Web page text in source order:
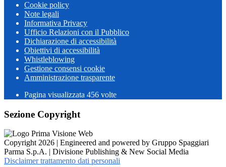
Cookie policy
Note legali
Informativa Privacy
Ufficio Relazioni con il Pubblico
Dichiarazione di accessibilità
Obiettivi di accessibilità
Whistleblowing
Gestione consensi cookie
Amministrazione trasparente
Pagina visualizzata 456 volte
Sezione Copyright
Copyright 2026 | Engineered and powered by Gruppo Spaggiari
Parma S.p.A. | Divisione Publishing & New Social Media
Disclaimer trattamento dati personali